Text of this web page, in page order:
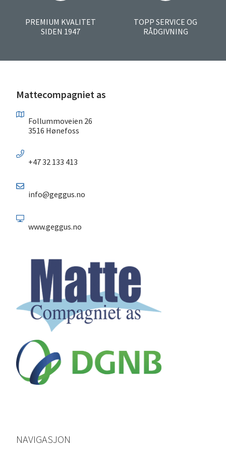
PREMIUM KVALITET
SIDEN 1947
TOPP SERVICE OG
RÅDGIVNING
Mattecompagniet as
Follummoveien 26
3516 Hønefoss
+47 32 133 413
info@geggus.no
www.geggus.no
NAVIGASJON